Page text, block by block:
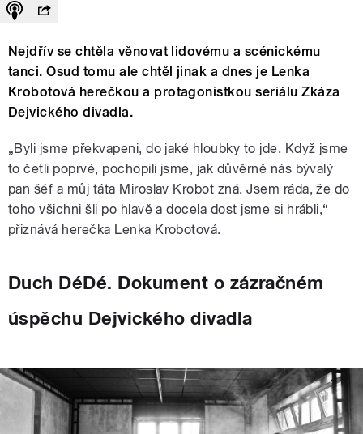
Nejdřív se chtěla věnovat lidovému a scénickému
tanci. Osud tomu ale chtěl jinak a dnes je Lenka
Krobotová herečkou a protagonistkou seriálu Zkáza
Dejvického divadla.
„Byli jsme překvapeni, do jaké hloubky to jde. Když jsme
to četli poprvé, pochopili jsme, jak důvěrně nás bývalý
pan šéf a můj táta Miroslav Krobot zná. Jsem ráda, že do
toho všichni šli po hlavě a docela dost jsme si hrábli,“
přiznává herečka Lenka Krobotová.
Duch DéDé. Dokument o zázračném
úspěchu Dejvického divadla